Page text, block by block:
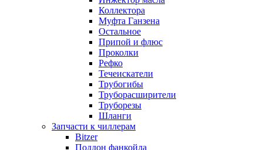
Коллектора
Муфта Ганзена
Остальное
Припой и флюс
Проколки
Рефко
Течеискатели
Трубогибы
Труборасширители
Труборезы
Шланги
Запчасти к чиллерам
Bitzer
Поддон фанкойла